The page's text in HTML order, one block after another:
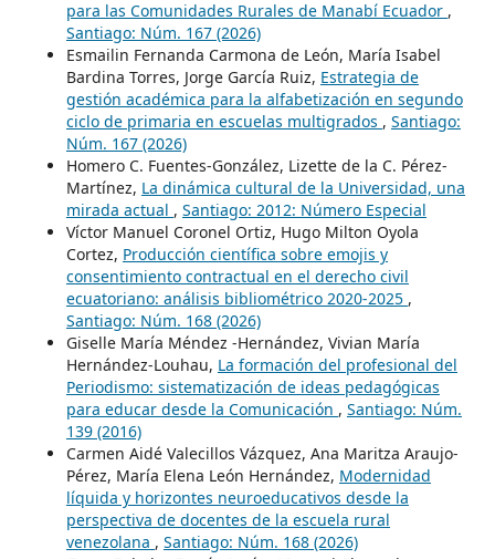
para las Comunidades Rurales de Manabí Ecuador ,
Santiago: Núm. 167 (2026)
Esmailin Fernanda Carmona de León, María Isabel
Bardina Torres, Jorge García Ruiz, Estrategia de
gestión académica para la alfabetización en segundo
ciclo de primaria en escuelas multigrados , Santiago:
Núm. 167 (2026)
Homero C. Fuentes-González, Lizette de la C. Pérez-
Martínez, La dinámica cultural de la Universidad, una
mirada actual , Santiago: 2012: Número Especial
Víctor Manuel Coronel Ortiz, Hugo Milton Oyola
Cortez, Producción científica sobre emojis y
consentimiento contractual en el derecho civil
ecuatoriano: análisis bibliométrico 2020-2025 ,
Santiago: Núm. 168 (2026)
Giselle María Méndez -Hernández, Vivian María
Hernández-Louhau, La formación del profesional del
Periodismo: sistematización de ideas pedagógicas
para educar desde la Comunicación , Santiago: Núm.
139 (2016)
Carmen Aidé Valecillos Vázquez, Ana Maritza Araujo-
Pérez, María Elena León Hernández, Modernidad
líquida y horizontes neuroeducativos desde la
perspectiva de docentes de la escuela rural
venezolana , Santiago: Núm. 168 (2026)